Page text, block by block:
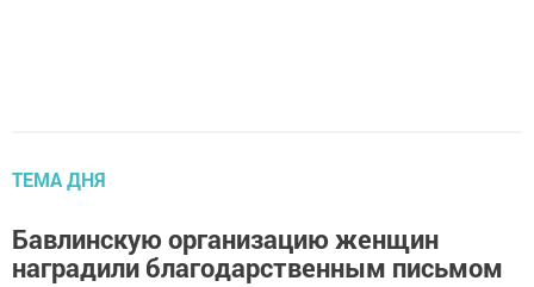
ТЕМА ДНЯ
Бавлинскую организацию женщин
наградили благодарственным письмом